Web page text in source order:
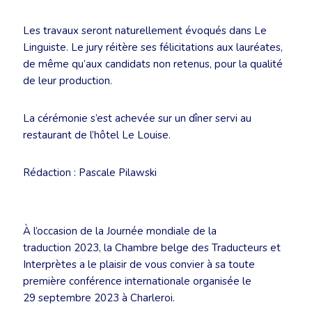
Les travaux seront naturellement évoqués dans Le
Linguiste. Le jury réitère ses félicitations aux lauréates,
de même qu’aux candidats non retenus, pour la qualité
de leur production.
La cérémonie s’est achevée sur un dîner servi au
restaurant de l’hôtel Le Louise.
Rédaction : Pascale Pilawski
À l’occasion de la Journée mondiale de la
traduction 2023, la Chambre belge des Traducteurs et
Interprètes a le plaisir de vous convier à sa toute
première conférence internationale organisée le
29 septembre 2023 à Charleroi.